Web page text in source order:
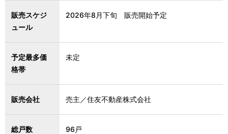
販売スケジ
ュール
2026年8月下旬 販売開始予定
予定最多価
格帯
未定
販売会社 売主／住友不動産株式会社
総戸数 96戸